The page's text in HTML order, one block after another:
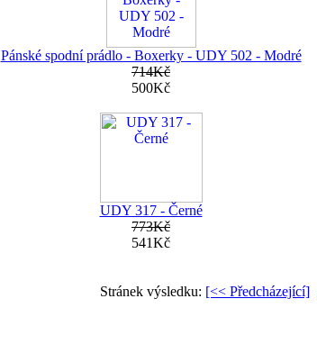
Pánské spodní prádlo - Boxerky - UDY 502 - Modré
714Kč
500Kč
UDY 317 - Černé
773Kč
541Kč
Stránek výsledku: [<< Předcházející]